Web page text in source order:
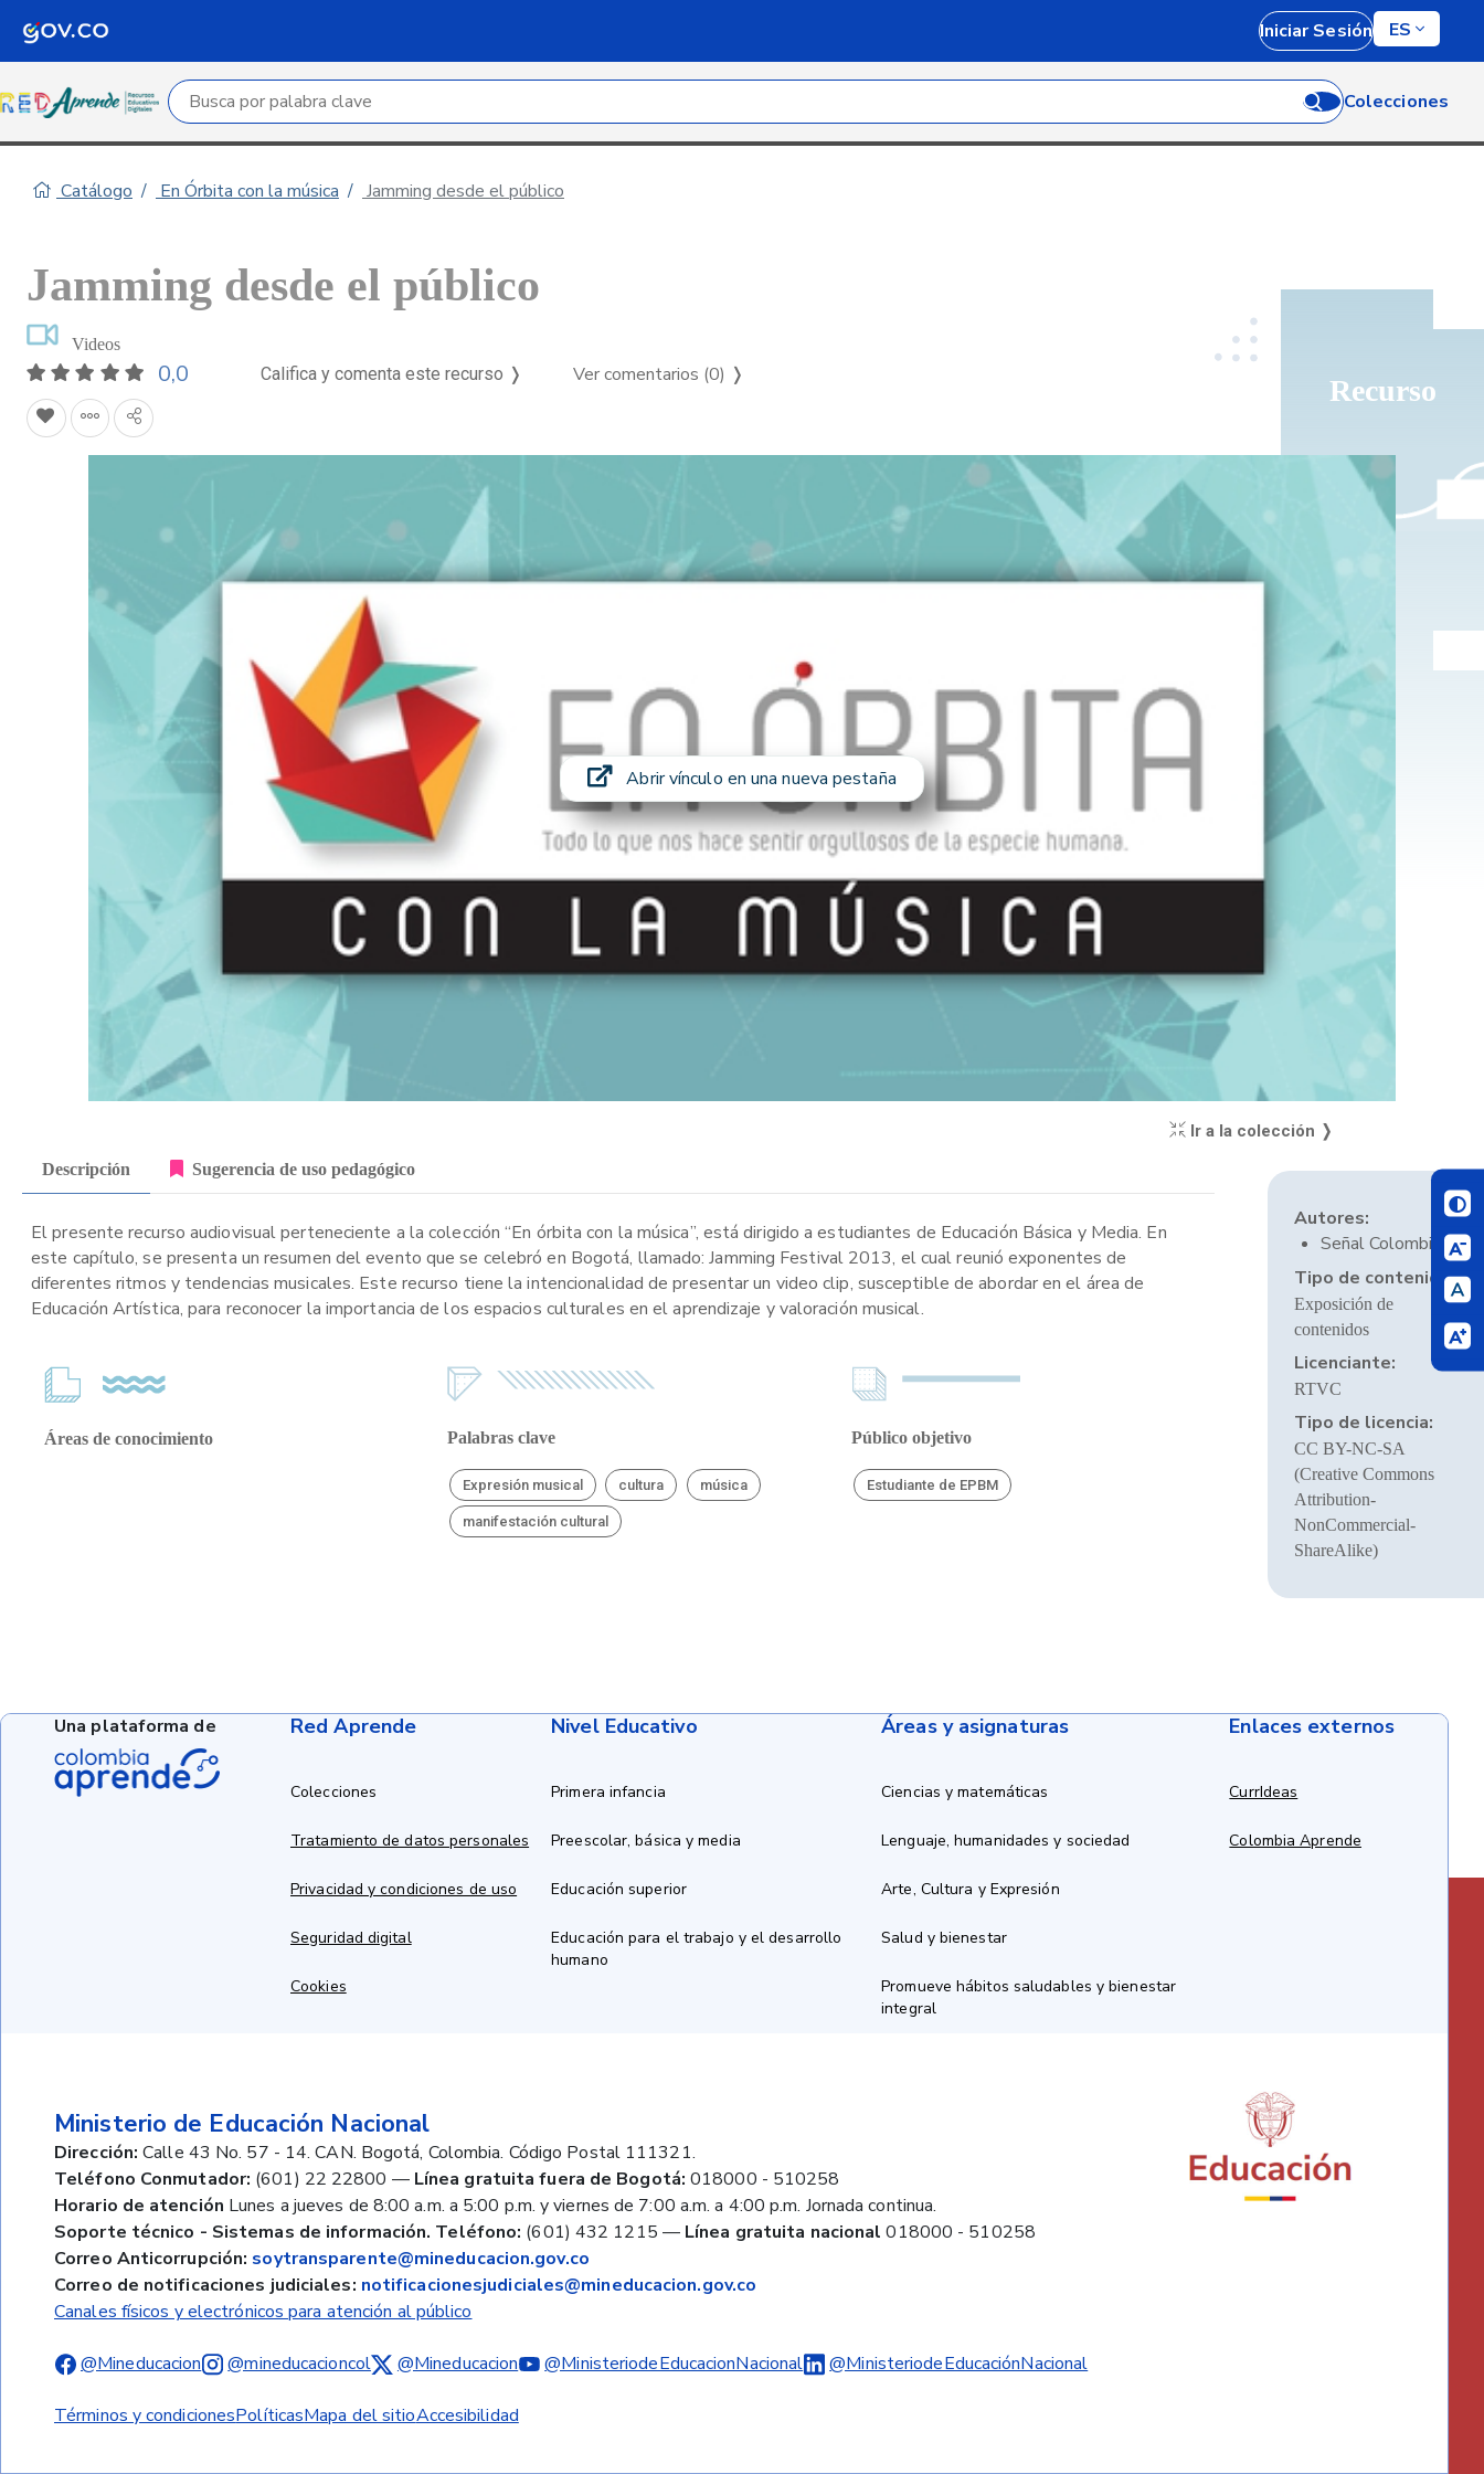
Iniciar Sesión ES
Campo de búsqueda por palabra clave Colecciones
Catálogo En Órbita con la música Jamming desde el público
Recurso
Jamming desde el público
Videos
0,0 Califica y comenta este recurso ❭ Ver comentarios (0) ❭
Abrir vínculo en una nueva pestaña
Ir a la colección ❭
Descripción Sugerencia de uso pedagógico
El presente recurso audiovisual perteneciente a la colección “En órbita con la música”, está dirigido a estudiantes de Educación Básica y Media. En
este capítulo, se presenta un resumen del evento que se celebró en Bogotá, llamado: Jamming Festival 2013, el cual reunió exponentes de
diferentes ritmos y tendencias musicales. Este recurso tiene la intencionalidad de presentar un video clip, susceptible de abordar en el área de
Educación Artística, para reconocer la importancia de los espacios culturales en el aprendizaje y valoración musical.
Áreas de conocimiento Palabras clave
Expresión musical cultura música
manifestación cultural
Público objetivo
Estudiante de EPBM
Autores:
Señal Colombia
Tipo de contenido:
Exposición de
contenidos
Licenciante:
RTVC
Tipo de licencia:
CC BY-NC-SA
(Creative Commons
Attribution-
NonCommercial-
ShareAlike)
Red Aprende
Colecciones
Tratamiento de datos personales
Privacidad y condiciones de uso
Seguridad digital
Cookies
Nivel Educativo
Primera infancia
Preescolar, básica y media
Educación superior
Educación para el trabajo y el desarrollo
humano
Áreas y asignaturas
Ciencias y matemáticas
Lenguaje, humanidades y sociedad
Arte, Cultura y Expresión
Salud y bienestar
Promueve hábitos saludables y bienestar
integral
Enlaces externos
CurrIdeas
Colombia Aprende
Ministerio de Educación Nacional
Dirección: Calle 43 No. 57 - 14. CAN. Bogotá, Colombia. Código Postal 111321.
Teléfono Conmutador: (601) 22 22800 — Línea gratuita fuera de Bogotá: 018000 - 510258
Horario de atención Lunes a jueves de 8:00 a.m. a 5:00 p.m. y viernes de 7:00 a.m. a 4:00 p.m. Jornada continua.
Soporte técnico - Sistemas de información. Teléfono: (601) 432 1215 — Línea gratuita nacional 018000 - 510258
Correo Anticorrupción: soytransparente@mineducacion.gov.co
Correo de notificaciones judiciales: notificacionesjudiciales@mineducacion.gov.co
Canales físicos y electrónicos para atención al público
@Mineducacion @mineducacioncol @Mineducacion @MinisteriodeEducacionNacional @MinisteriodeEducaciónNacional
Términos y condicionesPolíticasMapa del sitioAccesibilidad
Una plataforma de